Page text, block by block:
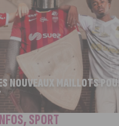
NOUVEAUX MAILLOTS
,SPORT